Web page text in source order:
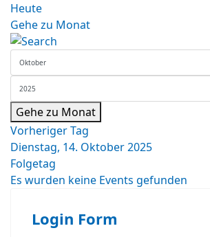
Heute
Gehe zu Monat
Gehe zu Monat
Vorheriger Tag
Dienstag, 14. Oktober 2025
Folgetag
Es wurden keine Events gefunden
Login Form